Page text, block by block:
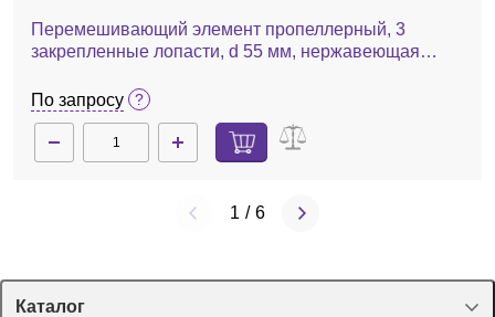
Перемешивающий элемент пропеллерный, 3
закрепленные лопасти, d 55 мм, нержавеющая
По запросу
1 / 6
Каталог